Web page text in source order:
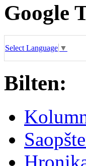
Google
Select Language ▼
Bilten: